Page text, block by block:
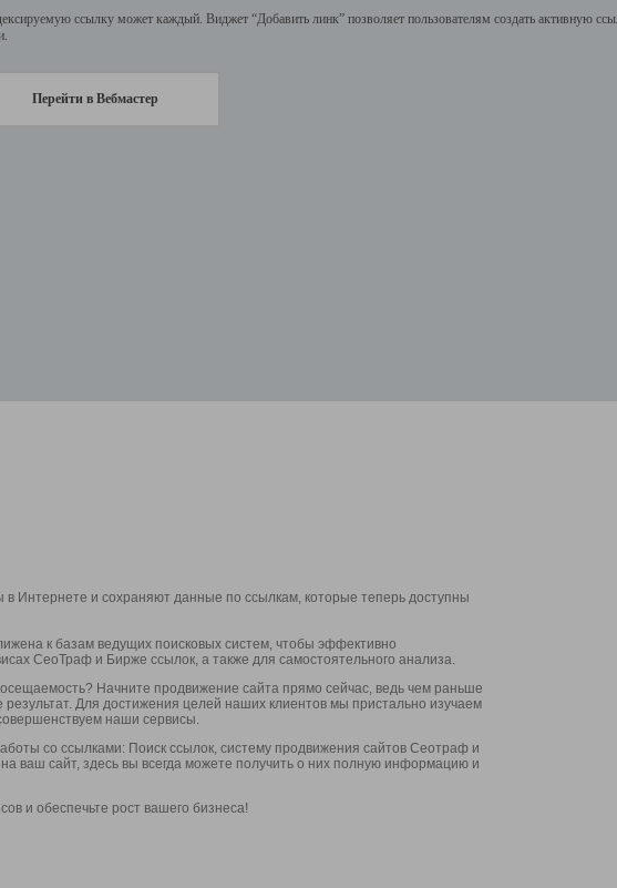
ссылку может каждый. Виджет “Добавить линк” позволяет пользователям создать активную
Перейти в Вебмастер
Интернете и сохраняют данные по ссылкам, которые теперь доступны
к базам ведущих поисковых систем, чтобы эффективно
СеоТраф и Бирже ссылок, а также для самостоятельного анализа.
Начните продвижение сайта прямо сейчас, ведь чем раньше
результат. Для достижения целей наших клиентов мы пристально изучаем
наши сервисы.
со ссылками: Поиск ссылок, систему продвижения сайтов Сеотраф и
ваш сайт, здесь вы всегда можете получить о них полную информацию и
и обеспечьте рост вашего бизнеса!